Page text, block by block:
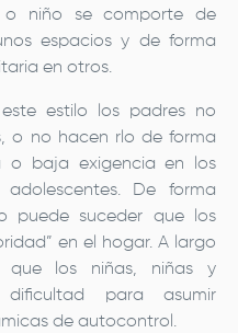
niño se comporte de
espacios y de forma
en otros.
estilo los padres no
o no hacen rlo de forma
o baja exigencia en los
De forma
puede suceder que los
en el hogar. A largo
los niñas, niñas y
dificultad para asumir
de autocontrol.